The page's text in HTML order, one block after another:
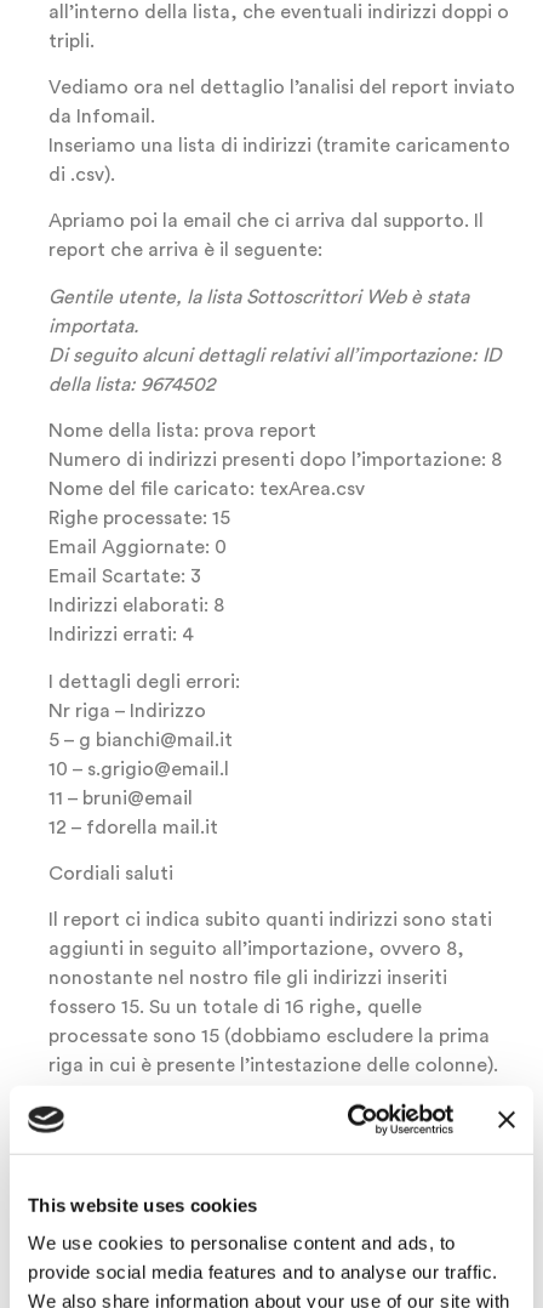
This website uses cookies
We use cookies to personalise content and ads, to
provide social media features and to analyse our traffic.
We also share information about your use of our site with
all’interno della lista, che eventuali indirizzi doppi o
tripli.
Vediamo ora nel dettaglio l’analisi del report inviato
da Infomail.
Inseriamo una lista di indirizzi (tramite caricamento
di .csv).
Apriamo poi la email che ci arriva dal supporto. Il
report che arriva è il seguente:
Gentile utente, la lista Sottoscrittori Web è stata
importata.
Di seguito alcuni dettagli relativi all’importazione: ID
della lista: 9674502
Nome della lista: prova report
Numero di indirizzi presenti dopo l’importazione: 8
Nome del file caricato: texArea.csv
Righe processate: 15
Email Aggiornate: 0
Email Scartate: 3
Indirizzi elaborati: 8
Indirizzi errati: 4
I dettagli degli errori:
Nr riga – Indirizzo
5 – g bianchi@mail.it
10 – s.grigio@email.l
11 – bruni@email
12 – fdorella mail.it
Cordiali saluti
Il report ci indica subito quanti indirizzi sono stati
aggiunti in seguito all’importazione, ovvero 8,
nonostante nel nostro file gli indirizzi inseriti
fossero 15. Su un totale di 16 righe, quelle
processate sono 15 (dobbiamo escludere la prima
riga in cui è presente l’intestazione delle colonne).
individuato indirizzi replicati (nel nostro esempio la
email averdi@mail.it è presente 3 volte mentre
indirizzi replicati).
Gli indirizzi elaborati, ovvero inseriti correttamente
sono 8, mentre 4 sono gli indirizzi sintatticamente
sbagliati.